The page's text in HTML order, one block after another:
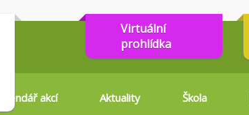
Virtuální
prohlídka
Kalendář akcí
Aktuality Škola